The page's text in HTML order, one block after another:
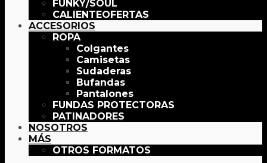
FUNKY/SOUL
OFERTAS
ACCESORIOS
ROPA
Colgantes
Camisetas
Sudaderas
Bufandas
Pantalones
FUNDAS PROTECTORAS
PATINADORES
NOSOTROS
MÁS
OTROS FORMATOS